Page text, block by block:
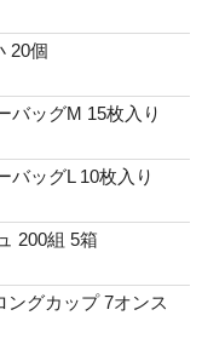
20個
バッグM 15枚入り
バッグL 10枚入り
200組 5箱
グカップ 7オンス